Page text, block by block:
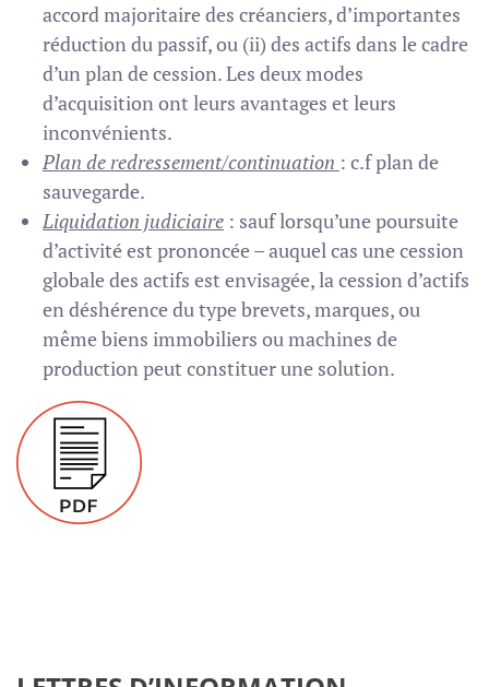
accord majoritaire des créanciers, d’importantes
réduction du passif, ou (ii) des actifs dans le cadre
d’un plan de cession. Les deux modes
d’acquisition ont leurs avantages et leurs
inconvénients.
Plan de redressement/continuation : c.f plan de
sauvegarde.
Liquidation judiciaire : sauf lorsqu’une poursuite
d’activité est prononcée – auquel cas une cession
globale des actifs est envisagée, la cession d’actifs
en déshérence du type brevets, marques, ou
même biens immobiliers ou machines de
production peut constituer une solution.